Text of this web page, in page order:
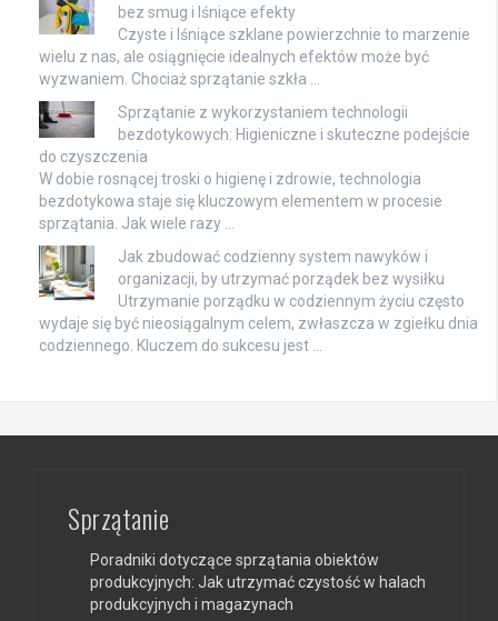
bez smug i lśniące efekty
Czyste i lśniące szklane powierzchnie to marzenie
wielu z nas, ale osiągnięcie idealnych efektów może być
wyzwaniem. Chociaż sprzątanie szkła …
Sprzątanie z wykorzystaniem technologii
bezdotykowych: Higieniczne i skuteczne podejście
do czyszczenia
W dobie rosnącej troski o higienę i zdrowie, technologia
bezdotykowa staje się kluczowym elementem w procesie
sprzątania. Jak wiele razy …
Jak zbudować codzienny system nawyków i
organizacji, by utrzymać porządek bez wysiłku
Utrzymanie porządku w codziennym życiu często
wydaje się być nieosiągalnym celem, zwłaszcza w zgiełku dnia
codziennego. Kluczem do sukcesu jest …
Sprzątanie
Poradniki dotyczące sprzątania obiektów
produkcyjnych: Jak utrzymać czystość w halach
produkcyjnych i magazynach